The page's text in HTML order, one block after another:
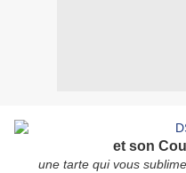
et son
une tarte qui vous